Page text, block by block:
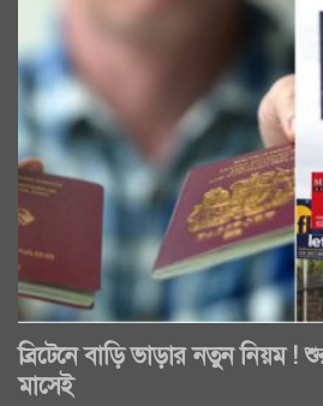
ব্রিটেনে বাড়ি ভাড়ার নতুন নিয়ম !
মাসেই